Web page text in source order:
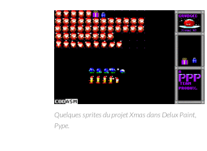
Quelques sprites du projet Xmas dans Delux Paint,
Pype.